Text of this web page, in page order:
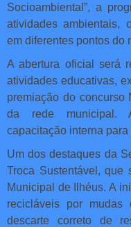
Socioambiental”, a
atividades ambientais,
em diferentes pontos do
A abertura oficial será
atividades educativas,
premiação do concurso
da rede municipal.
capacitação interna
Um dos destaques da
Troca Sustentável, que
Municipal de Ilhéus. A
recicláveis por
descarte correto de